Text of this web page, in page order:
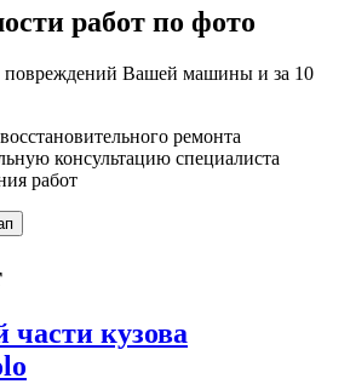
работ по фото
повреждений Вашей машины и за 10
ремонта
консультацию специалиста
работ
части кузова